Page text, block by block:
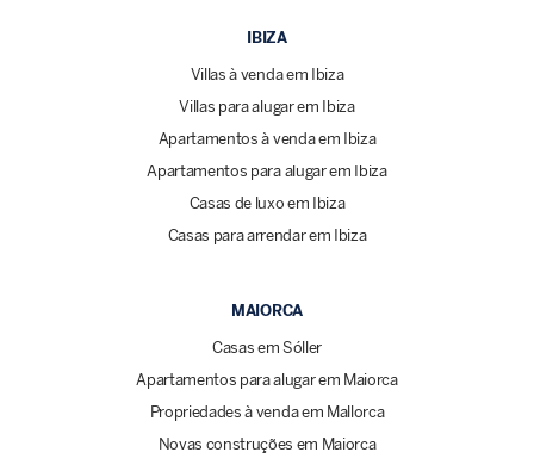
IBIZA
Villas à venda em Ibiza
Villas para alugar em Ibiza
Apartamentos à venda em Ibiza
Apartamentos para alugar em Ibiza
Casas de luxo em Ibiza
Casas para arrendar em Ibiza
MAIORCA
Casas em Sóller
Apartamentos para alugar em Maiorca
Propriedades à venda em Mallorca
Novas construções em Maiorca